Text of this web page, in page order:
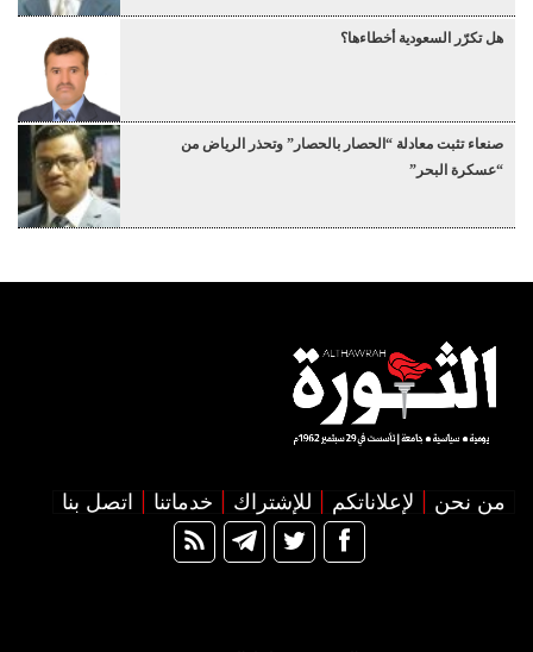
هل تكرّر السعودية أخطاءها؟
صنعاء تثبت معادلة “الحصار بالحصار” وتحذر الرياض من
“عسكرة البحر”
من نحن لإعلاناتكم للإشتراك خدماتنا اتصل بنا